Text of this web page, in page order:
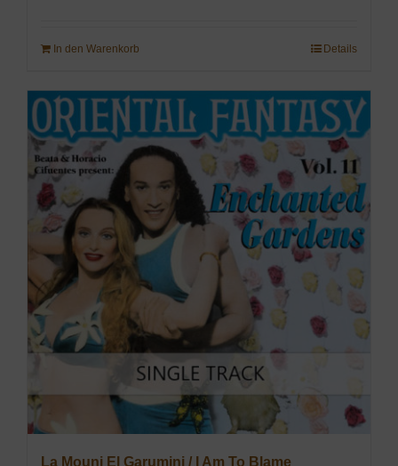
In den Warenkorb Details
La Mouni El Garumini / I Am To Blame